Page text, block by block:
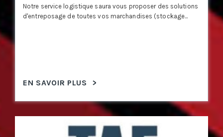
Notre service logistique saura vous proposer des solutions
d'entreposage de toutes vos marchandises (stockage...
EN SAVOIR PLUS >